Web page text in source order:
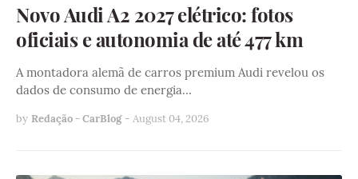
Novo Audi A2 2027 elétrico: fotos
oficiais e autonomia de até 477 km
A montadora alemã de carros premium Audi revelou os
dados de consumo de energia…
by Redação - CarBlog - August 04, 2026